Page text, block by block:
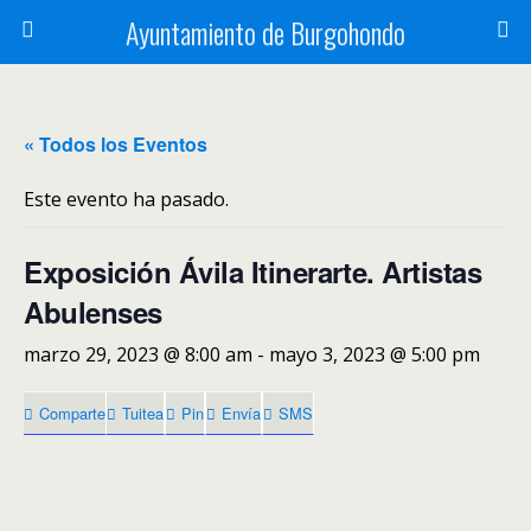
Ayuntamiento de Burgohondo
« Todos los Eventos
Este evento ha pasado.
Exposición Ávila Itinerarte. Artistas
Abulenses
marzo 29, 2023 @ 8:00 am - mayo 3, 2023 @ 5:00 pm
Comparte Tuitea Pin Envía SMS